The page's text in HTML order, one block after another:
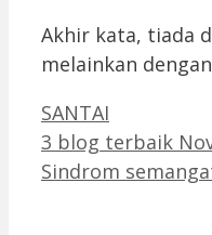
Akhir kata, tiada
melainkan
Categories
SANTAI
3 blog terbaik
Sindrom